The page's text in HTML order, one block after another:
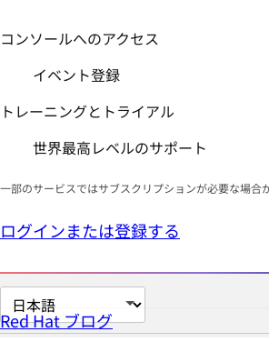
コンソールへのアクセス
イベント登録
トレーニングとトライアル
世界最高レベルのサポート
一部のサービスではサブスクリプションが必要な場合
ログインまたは登録する
ペ
ー
Red Hat ブログ